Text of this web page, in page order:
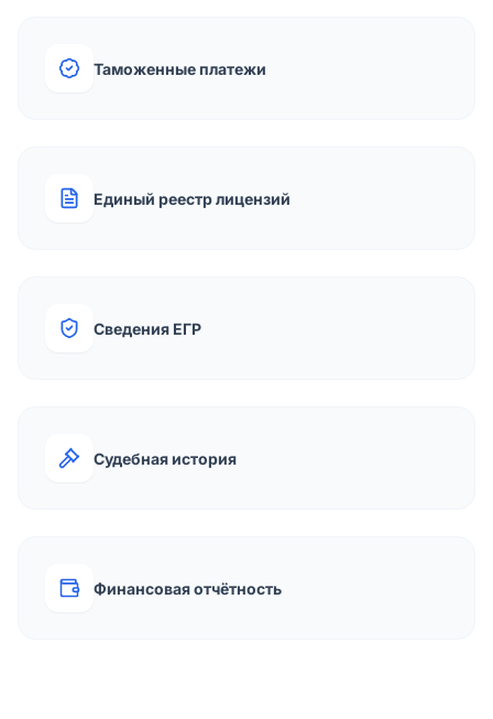
Таможенные платежи
Единый реестр лицензий
Сведения ЕГР
Судебная история
Финансовая отчётность